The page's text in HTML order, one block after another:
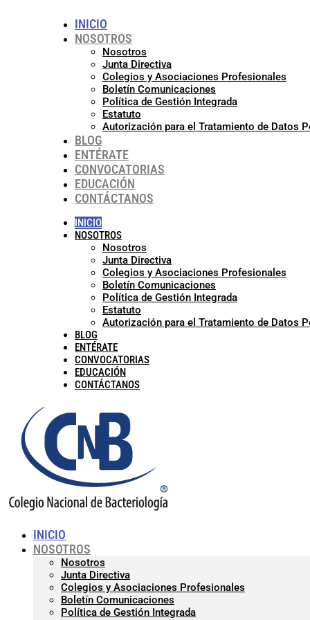
INICIO
NOSOTROS
Nosotros
Junta Directiva
Colegios y Asociaciones Profesionales
Boletín Comunicaciones
Política de Gestión Integrada
Estatuto
Autorización para el Tratamiento de Datos
BLOG
ENTÉRATE
CONVOCATORIAS
EDUCACIÓN
CONTÁCTANOS
INICIO
NOSOTROS
Nosotros
Junta Directiva
Colegios y Asociaciones Profesionales
Boletín Comunicaciones
Política de Gestión Integrada
Estatuto
Autorización para el Tratamiento de Datos
BLOG
ENTÉRATE
CONVOCATORIAS
EDUCACIÓN
CONTÁCTANOS
INICIO
NOSOTROS
Nosotros
Junta Directiva
Colegios y Asociaciones Profesionales
Boletín Comunicaciones
Política de Gestión Integrada